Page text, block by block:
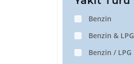
Benzin
Benzin & LPG
Benzin / LPG